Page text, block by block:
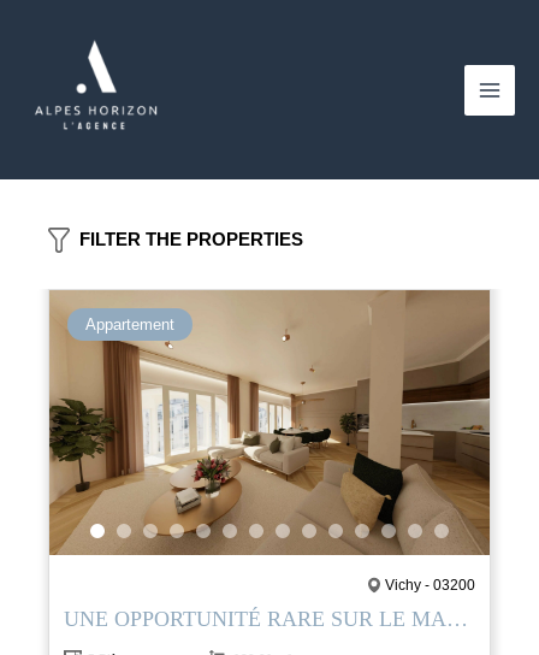
Main
FILTER THE PROPERTIES
Appartement
Vichy - 03200
UNE OPPORTUNITÉ RARE SUR LE MARCHÉ